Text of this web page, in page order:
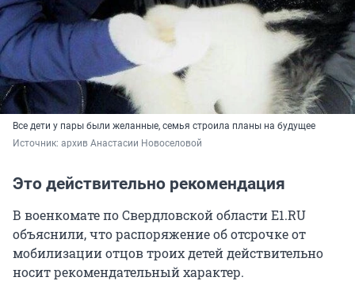
Все дети у пары были желанные, семья строила планы на будущее
Источник: архив Анастасии Новоселовой
Это действительно рекомендация
В военкомате по Свердловской области E1.RU
объяснили, что распоряжение об отсрочке от
мобилизации отцов троих детей действительно
носит рекомендательный характер.